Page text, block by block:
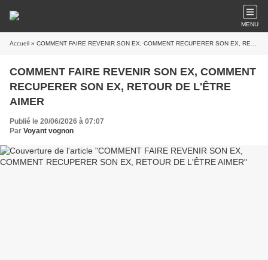
MENU
Accueil » COMMENT FAIRE REVENIR SON EX, COMMENT RECUPERER SON EX, RETOUR DE L'ÊTRE AIMER
COMMENT FAIRE REVENIR SON EX, COMMENT
RECUPERER SON EX, RETOUR DE L'ÊTRE
AIMER
Publié le 20/06/2026 à 07:07
Par Voyant vognon